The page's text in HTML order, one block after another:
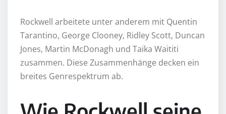
Rockwell arbeitete unter anderem mit Quentin
Tarantino, George Clooney, Ridley Scott, Duncan
Jones, Martin McDonagh und Taika Waititi
zusammen. Diese Zusammenhänge decken ein
breites Genrespektrum ab.